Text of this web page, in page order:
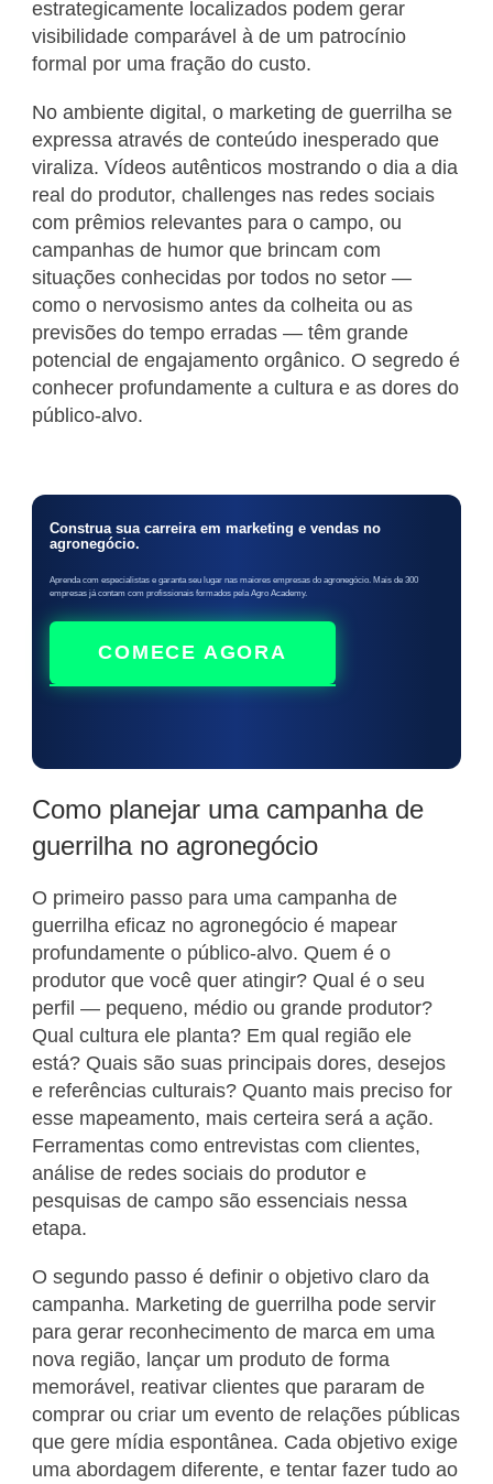
estrategicamente localizados podem gerar
visibilidade comparável à de um patrocínio
formal por uma fração do custo.
No ambiente digital, o marketing de guerrilha se
expressa através de conteúdo inesperado que
viraliza. Vídeos autênticos mostrando o dia a dia
real do produtor, challenges nas redes sociais
com prêmios relevantes para o campo, ou
campanhas de humor que brincam com
situações conhecidas por todos no setor —
como o nervosismo antes da colheita ou as
previsões do tempo erradas — têm grande
potencial de engajamento orgânico. O segredo é
conhecer profundamente a cultura e as dores do
público-alvo.
Construa sua carreira em marketing e vendas no
agronegócio.
Aprenda com especialistas e garanta seu lugar nas maiores empresas do agronegócio. Mais de 300
empresas já contam com profissionais formados pela Agro Academy.
COMECE AGORA
Como planejar uma campanha de
guerrilha no agronegócio
O primeiro passo para uma campanha de
guerrilha eficaz no agronegócio é mapear
profundamente o público-alvo. Quem é o
produtor que você quer atingir? Qual é o seu
perfil — pequeno, médio ou grande produtor?
Qual cultura ele planta? Em qual região ele
está? Quais são suas principais dores, desejos
e referências culturais? Quanto mais preciso for
esse mapeamento, mais certeira será a ação.
Ferramentas como entrevistas com clientes,
análise de redes sociais do produtor e
pesquisas de campo são essenciais nessa
etapa.
O segundo passo é definir o objetivo claro da
campanha. Marketing de guerrilha pode servir
para gerar reconhecimento de marca em uma
nova região, lançar um produto de forma
memorável, reativar clientes que pararam de
comprar ou criar um evento de relações públicas
que gere mídia espontânea. Cada objetivo exige
uma abordagem diferente, e tentar fazer tudo ao